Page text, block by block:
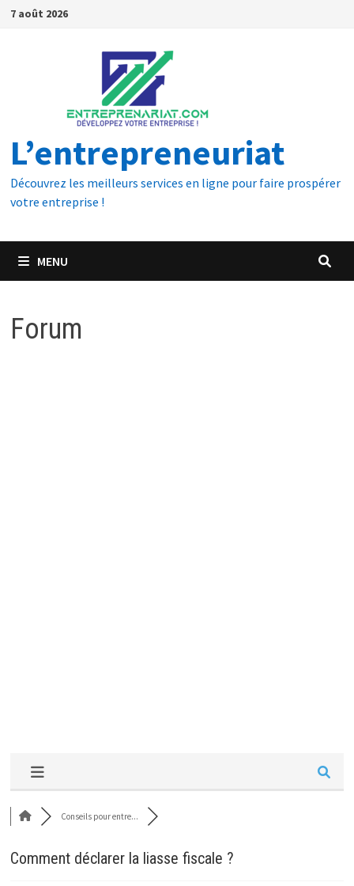
7 août 2026
L’entrepreneuriat
Découvrez les meilleurs services en ligne pour faire prospérer
votre entreprise !
MENU
Forum
Conseils pour entre...
Comment déclarer la liasse fiscale ?